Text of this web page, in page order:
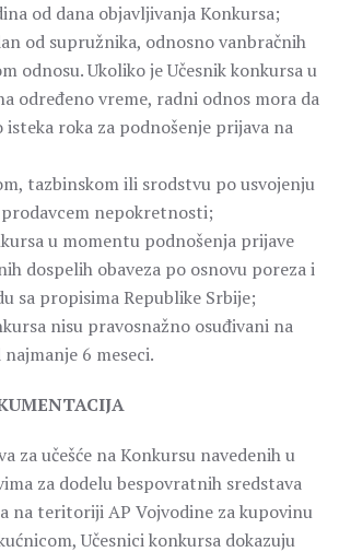
od dana objavljivanja Konkursa;
od supružnika, odnosno vanbračnih
odnosu. Ukoliko je Učesnik konkursa u
određeno vreme, radni odnos mora da
roka za podnošenje prijava na
tazbinskom ili srodstvu po usvojenju
nepokretnosti;
u momentu podnošenja prijave
dospelih obaveza po osnovu poreza i
sa propisima Republike Srbije;
nisu pravosnažno osuđivani na
6 meseci.
za učešće na Konkursu navedenih u
za dodelu bespovratnih sredstava
na teritoriji AP Vojvodine za kupovinu
Učesnici konkursa dokazuju